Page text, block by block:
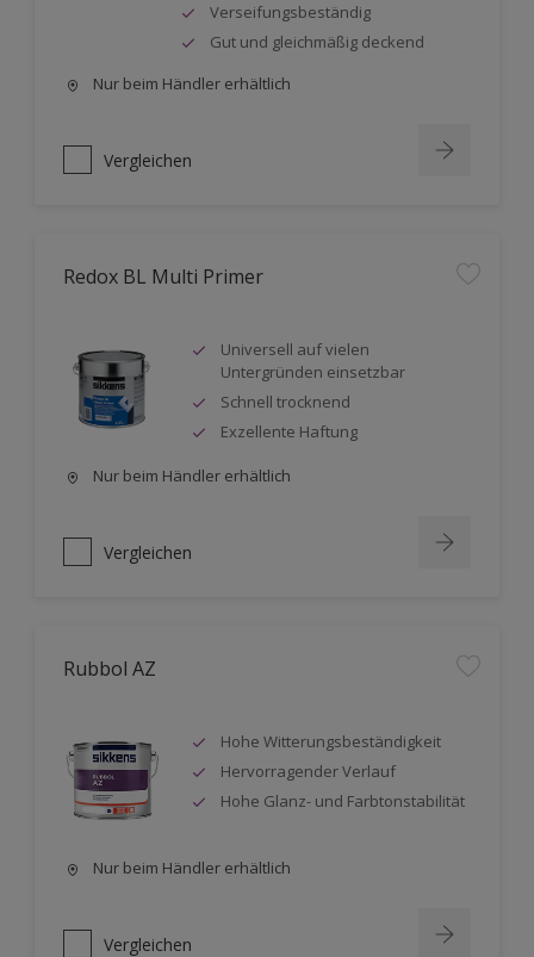
Verseifungsbeständig
Gut und gleichmäßig deckend
Nur beim Händler erhältlich
Vergleichen
Redox BL Multi Primer
Universell auf vielen
Untergründen einsetzbar
Schnell trocknend
Exzellente Haftung
Nur beim Händler erhältlich
Vergleichen
Rubbol AZ
Hohe Witterungsbeständigkeit
Hervorragender Verlauf
Hohe Glanz- und Farbtonstabilität
Nur beim Händler erhältlich
Vergleichen